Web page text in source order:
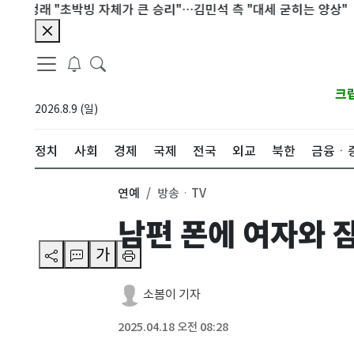
"초박빙 자체가 큰 승리"…김민석 측 "대세 굳히는 양상" 초속
2026.8.9 (일)
크
정치 사회 경제 국제 전국 외교 북한 금융ㆍ
가
연예 방송ㆍTV
남편 폰에 여자와
소봄이 기자
2025.04.18 오전 08:28